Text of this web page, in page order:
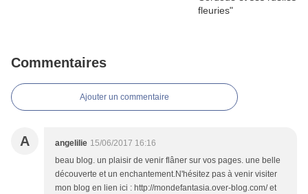
Commentaires
Ajouter un commentaire
A angelilie 15/06/2017 16:16
beau blog. un plaisir de venir flâner sur vos pages. une belle
découverte et un enchantement.N'hésitez pas à venir visiter
mon blog en lien ici : http://mondefantasia.over-blog.com/ et